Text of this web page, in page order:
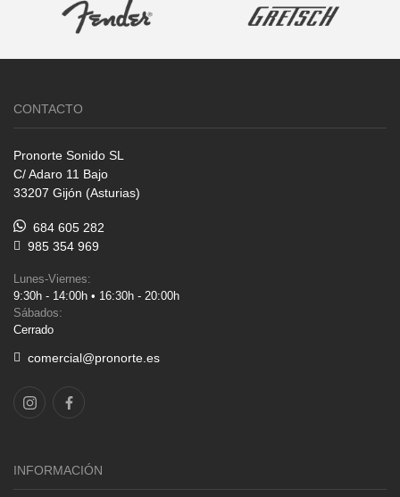
CONTACTO
Pronorte Sonido SL
C/ Adaro 11 Bajo
33207 Gijón (Asturias)
684 605 282
985 354 969
Lunes-Viernes:
9:30h - 14:00h • 16:30h - 20:00h
Sábados:
Cerrado
comercial@pronorte.es
INFORMACIÓN